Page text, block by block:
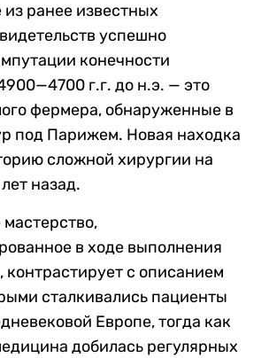
ранее известных
успешно
конечности
г.г. до н.э. — это
фермера, обнаруженные в
под Парижем. Новая находка
сложной хирургии на
назад.
в ходе выполнения
контрастирует с описанием
сталкивались пациенты
Европе, тогда как
добилась регулярных